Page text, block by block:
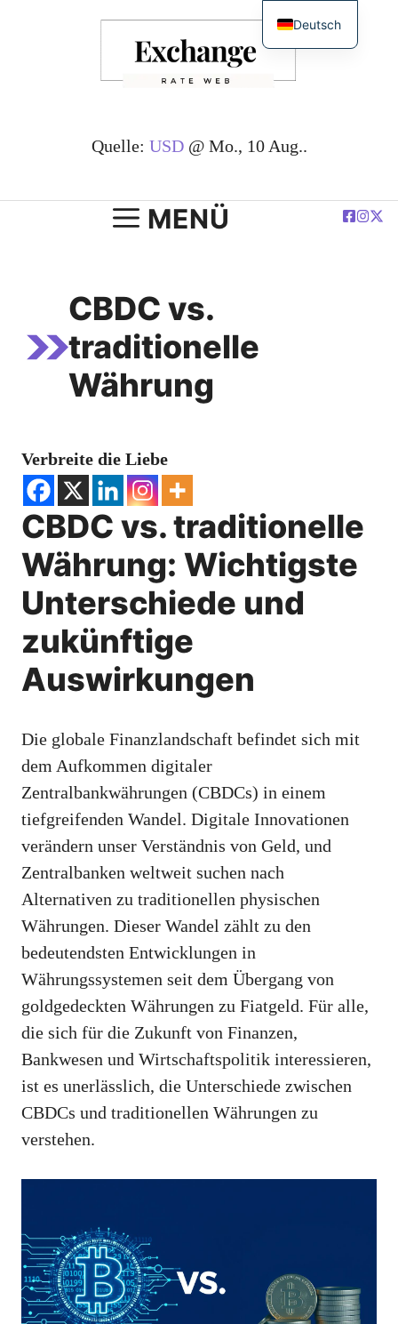
Quelle: USD@ Mo., 10 Aug..
MENÜ
CBDC vs.
traditionelle
Währung
Verbreite die Liebe
CBDC vs. traditionelle
Währung: Wichtigste
Unterschiede und
zukünftige
Auswirkungen
Die globale Finanzlandschaft befindet sich mit
dem Aufkommen digitaler
Zentralbankwährungen (CBDCs) in einem
tiefgreifenden Wandel. Digitale Innovationen
verändern unser Verständnis von Geld, und
Zentralbanken weltweit suchen nach
Alternativen zu traditionellen physischen
Währungen. Dieser Wandel zählt zu den
bedeutendsten Entwicklungen in
Währungssystemen seit dem Übergang von
goldgedeckten Währungen zu Fiatgeld. Für alle,
die sich für die Zukunft von Finanzen,
Bankwesen und Wirtschaftspolitik interessieren,
ist es unerlässlich, die Unterschiede zwischen
CBDCs und traditionellen Währungen zu
verstehen.
Deutsch
English
简体中文
Français
Polski